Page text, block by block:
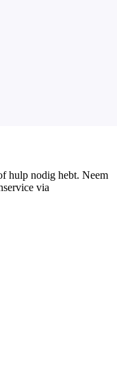
hulp nodig hebt. Neem
via